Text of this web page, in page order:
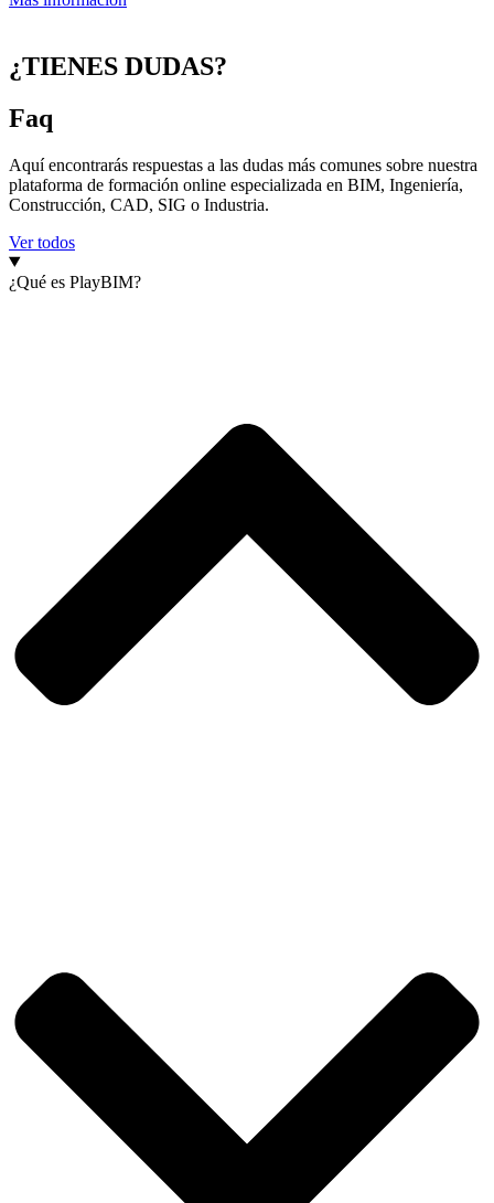
¿TIENES DUDAS?
Faq
Aquí encontrarás respuestas a las dudas más comunes sobre nuestra
plataforma de formación online especializada en BIM, Ingeniería,
Construcción, CAD, SIG o Industria.
Ver todos
¿Qué es PlayBIM?